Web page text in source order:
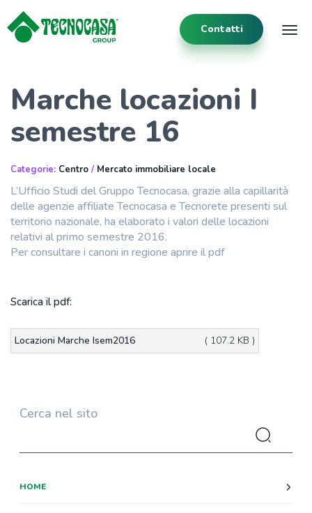
Contatti
Marche locazioni I
semestre 16
Categorie: Centro / Mercato immobiliare locale
L’Ufficio Studi del Gruppo Tecnocasa, grazie alla capillarità
delle agenzie affiliate Tecnocasa e Tecnorete presenti sul
territorio nazionale, ha elaborato i valori delle locazioni
relativi al primo semestre 2016.
Per consultare i canoni in regione aprire il pdf
Scarica il pdf:
Locazioni Marche Isem2016 ( 107.2 KB )
Cerca nel sito
HOME